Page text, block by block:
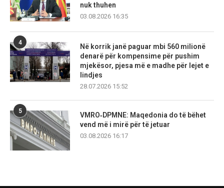
nuk thuhen
03.08.2026 16:35
4
Në korrik janë paguar mbi 560 milionë
denarë për kompensime për pushim
mjekësor, pjesa më e madhe për lejet e
lindjes
28.07.2026 15:52
5
VMRO‑DPMNE: Maqedonia do të bëhet
vend më i mirë për të jetuar
03.08.2026 16:17